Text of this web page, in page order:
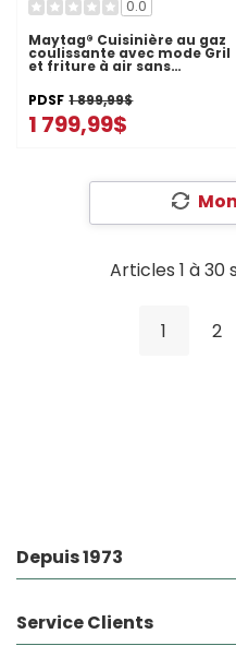
0.0
Maytag® Cuisinière au gaz
coulissante avec mode Gril
et friture à air sans
po MSGS7030SZ
PDSF 1 899,99$
1 799,99$
Articles 1 à30
1 2
Depuis 1973
Service Clients